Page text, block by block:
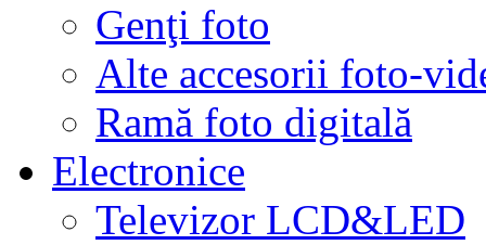
Genţi foto
Alte accesorii foto-
Ramă foto digitală
Electronice
Televizor LCD&LED